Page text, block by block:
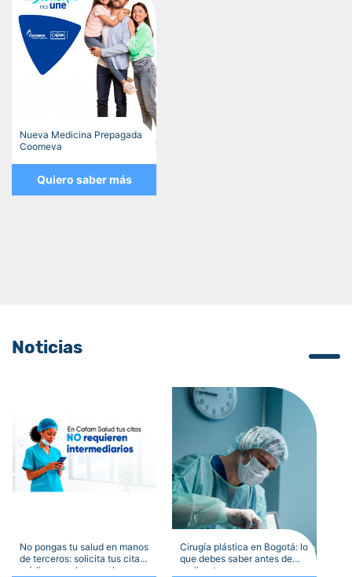
Nueva Medicina Prepagada
Coomeva
Quiero saber más
Noticias
No pongas tu salud en manos
de terceros: solicita tus citas
médicas por los canales
Cirugía plástica en Bogotá: lo
que debes saber antes de
realizarte una